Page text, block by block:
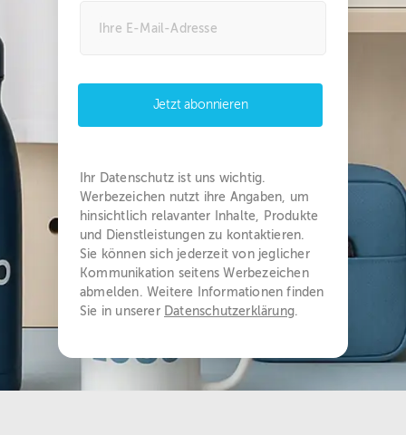
Jetzt abonnieren
Ihr Datenschutz ist uns wichtig.
Werbezeichen nutzt ihre Angaben, um
hinsichtlich relavanter Inhalte, Produkte
und Dienstleistungen zu kontaktieren.
Sie können sich jederzeit von jeglicher
Kommunikation seitens Werbezeichen
abmelden. Weitere Informationen finden
Sie in unserer Datenschutzerklärung.